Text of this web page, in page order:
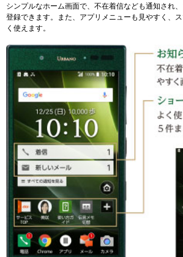
シンプルなホーム画面で、不在着信なども通知され
登録できます。また、アプリメニューも見やすく、
く使えます。